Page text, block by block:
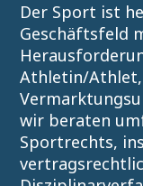
Der Sport ist
Geschäftsfeld
Athletin/Athlet,
wir beraten
Sportrechts,